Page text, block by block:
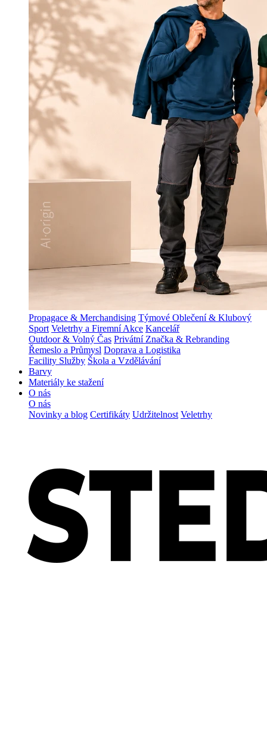
Propagace & Merchandising Týmové Oblečení & Klubový
Sport Veletrhy a Firemní Akce Kancelář
Outdoor & Volný Čas Privátní Značka & Rebranding
Řemeslo a Průmysl Doprava a Logistika
Facility Služby Škola a Vzdělávání
Barvy
Materiály ke stažení
O nás
O nás
Novinky a blog Certifikáty Udržitelnost Veletrhy